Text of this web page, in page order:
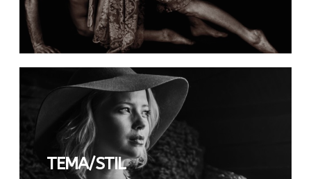
TEMA/STIL